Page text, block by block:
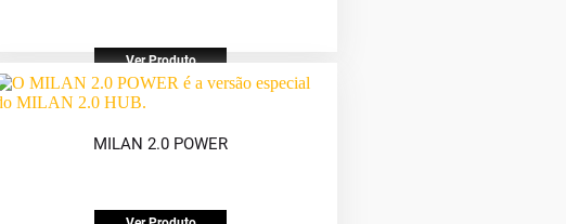
Ver Produto
MILAN 2.0 POWER